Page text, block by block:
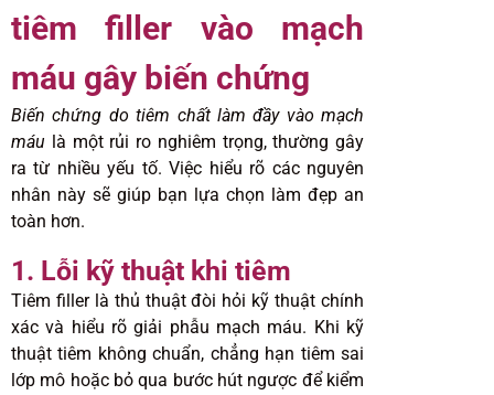
tiêm filler vào mạch
máu gây biến chứng
Biến chứng do tiêm chất làm đầy vào mạch
máu là một rủi ro nghiêm trọng, thường gây
ra từ nhiều yếu tố. Việc hiểu rõ các nguyên
nhân này sẽ giúp bạn lựa chọn làm đẹp an
toàn hơn.
1. Lỗi kỹ thuật khi tiêm
Tiêm filler là thủ thuật đòi hỏi kỹ thuật chính
xác và hiểu rõ giải phẫu mạch máu. Khi kỹ
thuật tiêm không chuẩn, chẳng hạn tiêm sai
lớp mô hoặc bỏ qua bước hút ngược để kiểm